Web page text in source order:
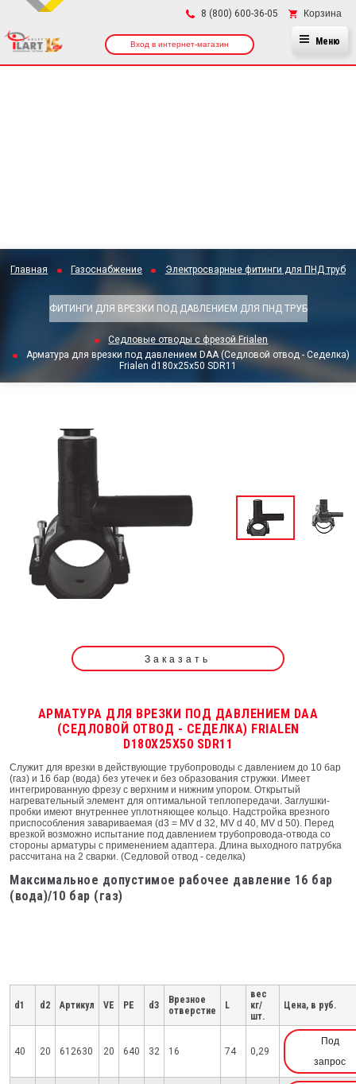
8 (800) 600-36-05 Корзина
Вход в интернет-магазин Меню
Главная Газоснабжение Электросварные фитинги для ПНД труб
ФИТИНГИ ДЛЯ ВРЕЗКИ ПОД ДАВЛЕНИЕМ ДЛЯ ПНД ТРУБ
Седловые отводы с фрезой Frialen
Арматура для врезки под давлением DAA (Седловой отвод - Седелка)
Frialen d180x25x50 SDR11
Заказать
АРМАТУРА ДЛЯ ВРЕЗКИ ПОД ДАВЛЕНИЕМ DAA
(СЕДЛОВОЙ ОТВОД - СЕДЕЛКА) FRIALEN
D180X25X50 SDR11
Служит для врезки в действующие трубопроводы с давлением до 10 бар
(газ) и 16 бар (вода) без утечек и без образования стружки. Имеет
интегрированную фрезу с верхним и нижним упором. Открытый
нагревательный элемент для оптимальной теплопередачи. Заглушки-
пробки имеют внутреннее уплотняющее кольцо. Надстройка врезного
приспособления завариваемая (d3 = MV d 32, MV d 40, MV d 50). Перед
врезкой возможно испытание под давлением трубопровода-отвода со
стороны арматуры с применением адаптера. Длина выходного патрубка
рассчитана на 2 сварки. (Седловой отвод - седелка)
Максимальное допустимое рабочее давление 16 бар
(вода)/10 бар (газ)
d1 d2 Артикул VE PE d3
Врезное
отверстие
L
вес
кг/
шт.
Цена, в руб.
40 20 612630 20 640 32 16 74 0,29
Под
запрос
×